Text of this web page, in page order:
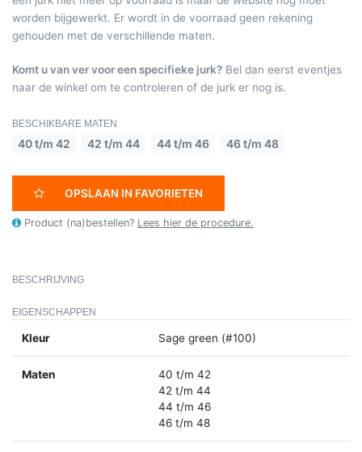
worden bijgewerkt. Er wordt in de voorraad geen rekening
gehouden met de verschillende maten.
Komt u van ver voor een specifieke jurk? Bel dan eerst eventjes
naar de winkel om te controleren of de jurk er nog is.
BESCHIKBARE MATEN
40 t/m 42 42 t/m 44 44 t/m 46 46 t/m 48
OPSLAAN IN FAVORIETEN
Product (na)bestellen? Lees hier de procedure.
BESCHRIJVING
EIGENSCHAPPEN
Kleur Sage green (#100)
Maten
40 t/m 42
42 t/m 44
44 t/m 46
46 t/m 48